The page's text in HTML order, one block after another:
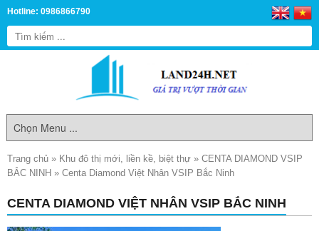
Hotline: 0986866790
Trang chủ » Khu đô thị mới, liền kề, biệt thự » CENTA DIAMOND VSIP
BẮC NINH » Centa Diamond Việt Nhân VSIP Bắc Ninh
CENTA DIAMOND VIỆT NHÂN VSIP BẮC NINH